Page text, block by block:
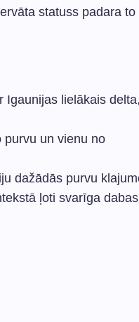
statuss padara to
Igaunijas lielākais
purvu un vienu no
dažādās purvu
ļoti svarīga dabas